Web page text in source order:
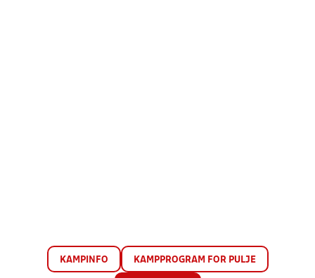
KAMPINFO KAMPPROGRAM FOR PULJE